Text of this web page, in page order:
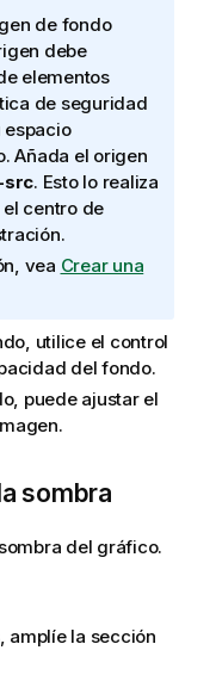
de fondo
debe
elementos
de seguridad
espacio
Añada el origen
src. Esto lo realiza
centro de
.
vea Crear una
utilice el control
del fondo.
puede ajustar el
sombra
del gráfico.
amplíe la sección